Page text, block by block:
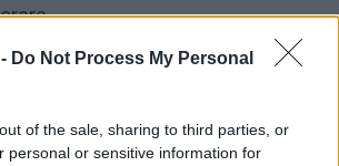
Do Not Process My Personal
of the sale, sharing to third parties, or
personal or sensitive information for